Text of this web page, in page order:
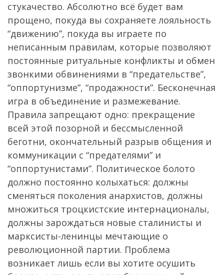
стукачество. Абсолютно всё будет вам
прощено, покуда вы сохраняете лояльность
“движению”, покуда вы играете по
неписанным правилам, которые позволяют
постоянные ритуальные конфликты и обмен
звонкими обвинениями в “предательстве”,
“оппортунизме”, “продажности”. Бесконечная
игра в объединение и размежевание.
Правила запрещают одно: прекращение
всей этой позорной и бессмысленной
беготни, окончательный разрыв общения и
коммуникации с “предателями” и
“оппортунистами”. Политическое болото
должно постоянно колыхаться: должны
сменяться поколения анархистов, должны
множиться троцкистские интернационалы,
должны зарождаться новые сталинисты и
марксисты-ленинцы мечтающие о
революционной партии. Проблема
возникает лишь если вы хотите осушить